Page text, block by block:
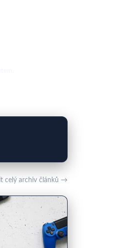
celý archiv článků →